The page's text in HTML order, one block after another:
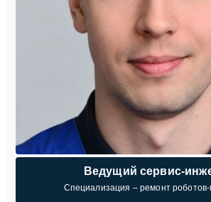
Ведущий сервис-
Специализация – ремонт